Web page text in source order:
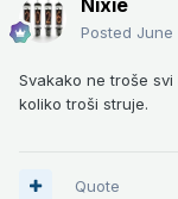
Posted June
Svakako ne troše
koliko troši struje.
Quote